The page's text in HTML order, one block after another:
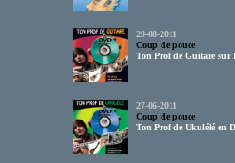
29-08-2011
Coup de pouce
Ton Prof de Guitare sur
27-06-2011
Coup de pouce
Ton Prof de Ukulélé en